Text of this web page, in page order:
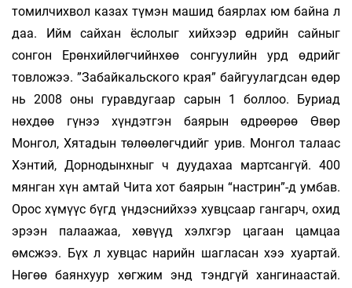
томилчихвол казах түмэн машид баярлах юм байна л
даа. Ийм сайхан ёслолыг хийхээр өдрийн сайныг
сонгон Ерөнхийлөгчийнхөө сонгуулийн урд өдрийг
товложээ. ”Забайкальского края” байгуулагдсан өдөр
нь 2008 оны гуравдугаар сарын 1 боллоо. Буриад
нөхдөө гүнээ хүндэтгэн баярын өдрөөрөө Өвөр
Монгол, Хятадын төлөөлөгчдийг урив. Монгол талаас
Хэнтий, Дорнодынхныг ч дуудахаа мартсангүй. 400
мянган хүн амтай Чита хот баярын “настрин”-д умбав.
Орос хүмүүс бүгд үндэснийхээ хувцсаар гангарч, охид
эрээн палаажаа, хөвүүд хэлхгэр цагаан цамцаа
өмсжээ. Бүх л хувцас нарийн шагласан хээ хуартай.
Нөгөө баянхуур хөгжим энд тэндгүй хангинаастай.